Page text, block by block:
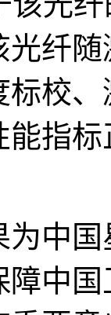
纤
校
指
国
中